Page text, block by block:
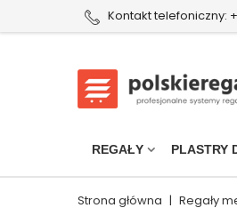
Kontakt telefoniczny:
REGAŁY PLASTRY
Strona główna | Regały